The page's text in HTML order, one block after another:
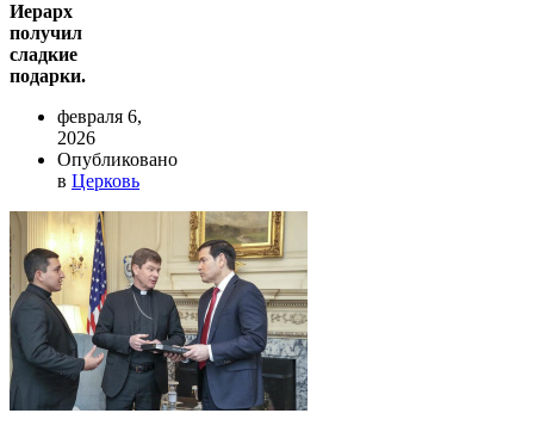
Иерарх
получил
сладкие
подарки.
февраля 6,
2026
Опубликовано
в Церковь